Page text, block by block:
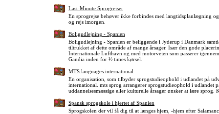
Last-Minute Sprogrejser
En sprogrejse behøver ikke forbindes med langtidsplanlægning
og rejs imorgen.
Boligudlejning - Spanien
Boligudlejning - Spanien er beliggende i Jyderup i Danmark
tiltrukket af dette område af mange årsager. Især den gode
Internationale Lufthavn og med motorvejen som passerer
Gandia inden for ½ times kørsel.
MTS languages international
En organisation, som tilbyder sprogstudieophold i udlandet på
international. mts sprog arrangerer sprogstudieophold i udlandet
uddannelsesmæssige eller kulturelle årsager ønsker at lære sprog.
Spansk sprogskole i hjertet af Spanien
Sprogskolen der vil få dig til at længes hjem, -hjem efter